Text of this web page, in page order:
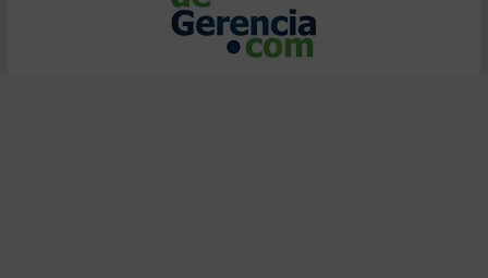
Mercado hispano de EE. UU.: cómo segmentarlo y venderle